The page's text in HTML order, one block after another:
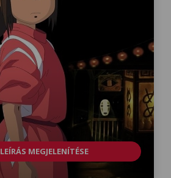
LEÍRÁS MEGJELENÍTÉSE